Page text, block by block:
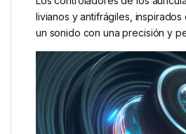
livianos y antifrágiles,
un sonido con una precisión y